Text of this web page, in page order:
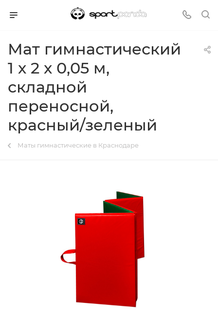
Мат гимнастический
1 х 2 х 0,05 м,
складной
переносной,
красный/зеленый
Маты гимнастические в Краснодаре